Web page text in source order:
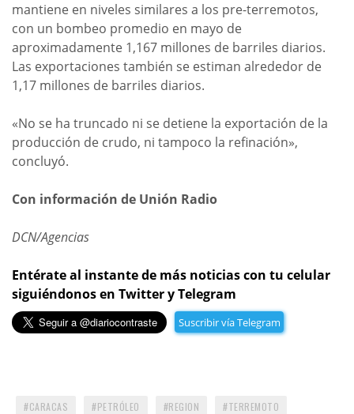
mantiene en niveles similares a los pre-terremotos,
con un bombeo promedio en mayo de
aproximadamente 1,167 millones de barriles diarios.
Las exportaciones también se estiman alrededor de
1,17 millones de barriles diarios.
«No se ha truncado ni se detiene la exportación de la
producción de crudo, ni tampoco la refinación»,
concluyó.
Con información de Unión Radio
DCN/Agencias
Entérate al instante de más noticias con tu celular
siguiéndonos en Twitter y Telegram
Suscribir vía Telegram
CARACAS PETRÓLEO REGION TERREMOTO